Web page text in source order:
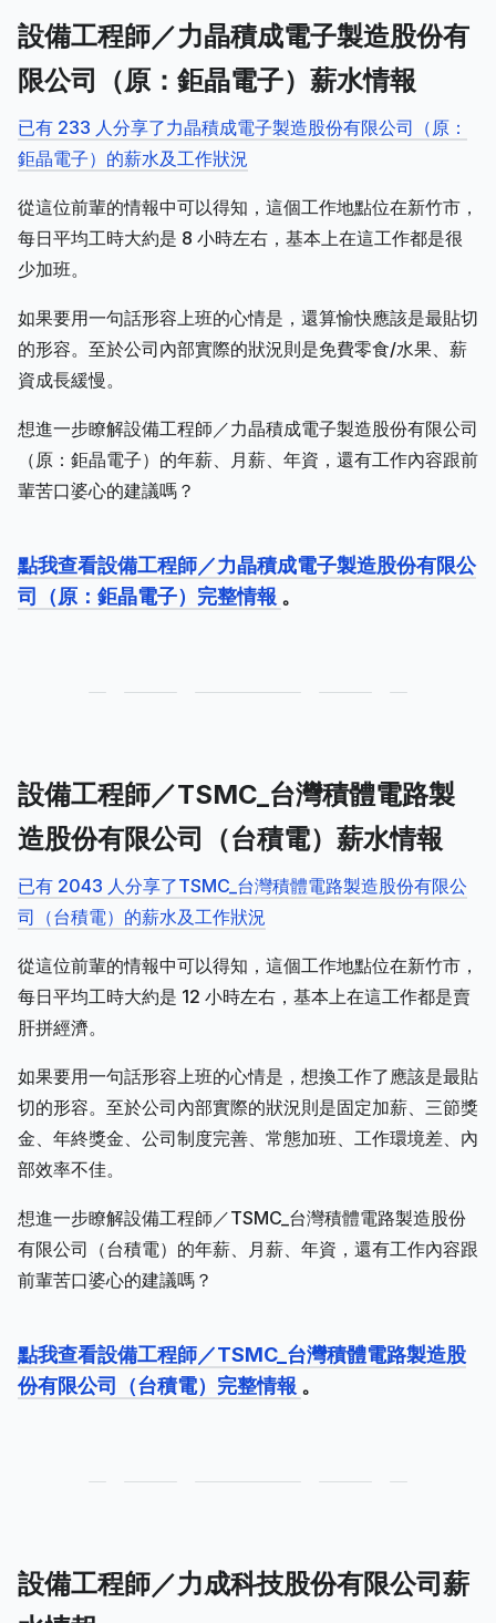
設備工程師／力晶積成電子製造股份有
限公司（原：鉅晶電子）薪水情報
已有 233 人分享了力晶積成電子製造股份有限公司（原：
鉅晶電子）的薪水及工作狀況
從這位前輩的情報中可以得知，這個工作地點位在新竹市，
每日平均工時大約是 8 小時左右，基本上在這工作都是很
少加班。
如果要用一句話形容上班的心情是，還算愉快應該是最貼切
的形容。至於公司內部實際的狀況則是免費零食/水果、薪
資成長緩慢。
想進一步瞭解設備工程師／力晶積成電子製造股份有限公司
（原：鉅晶電子）的年薪、月薪、年資，還有工作內容跟前
輩苦口婆心的建議嗎？
點我查看設備工程師／力晶積成電子製造股份有限公
司（原：鉅晶電子）完整情報 。
設備工程師／TSMC_台灣積體電路製
造股份有限公司（台積電）薪水情報
已有 2043 人分享了TSMC_台灣積體電路製造股份有限公
司（台積電）的薪水及工作狀況
從這位前輩的情報中可以得知，這個工作地點位在新竹市，
每日平均工時大約是 12 小時左右，基本上在這工作都是賣
肝拼經濟。
如果要用一句話形容上班的心情是，想換工作了應該是最貼
切的形容。至於公司內部實際的狀況則是固定加薪、三節獎
金、年終獎金、公司制度完善、常態加班、工作環境差、內
部效率不佳。
想進一步瞭解設備工程師／TSMC_台灣積體電路製造股份
有限公司（台積電）的年薪、月薪、年資，還有工作內容跟
前輩苦口婆心的建議嗎？
點我查看設備工程師／TSMC_台灣積體電路製造股
份有限公司（台積電）完整情報 。
設備工程師／力成科技股份有限公司薪